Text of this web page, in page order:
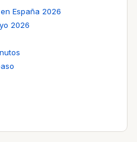
España 2026
2026